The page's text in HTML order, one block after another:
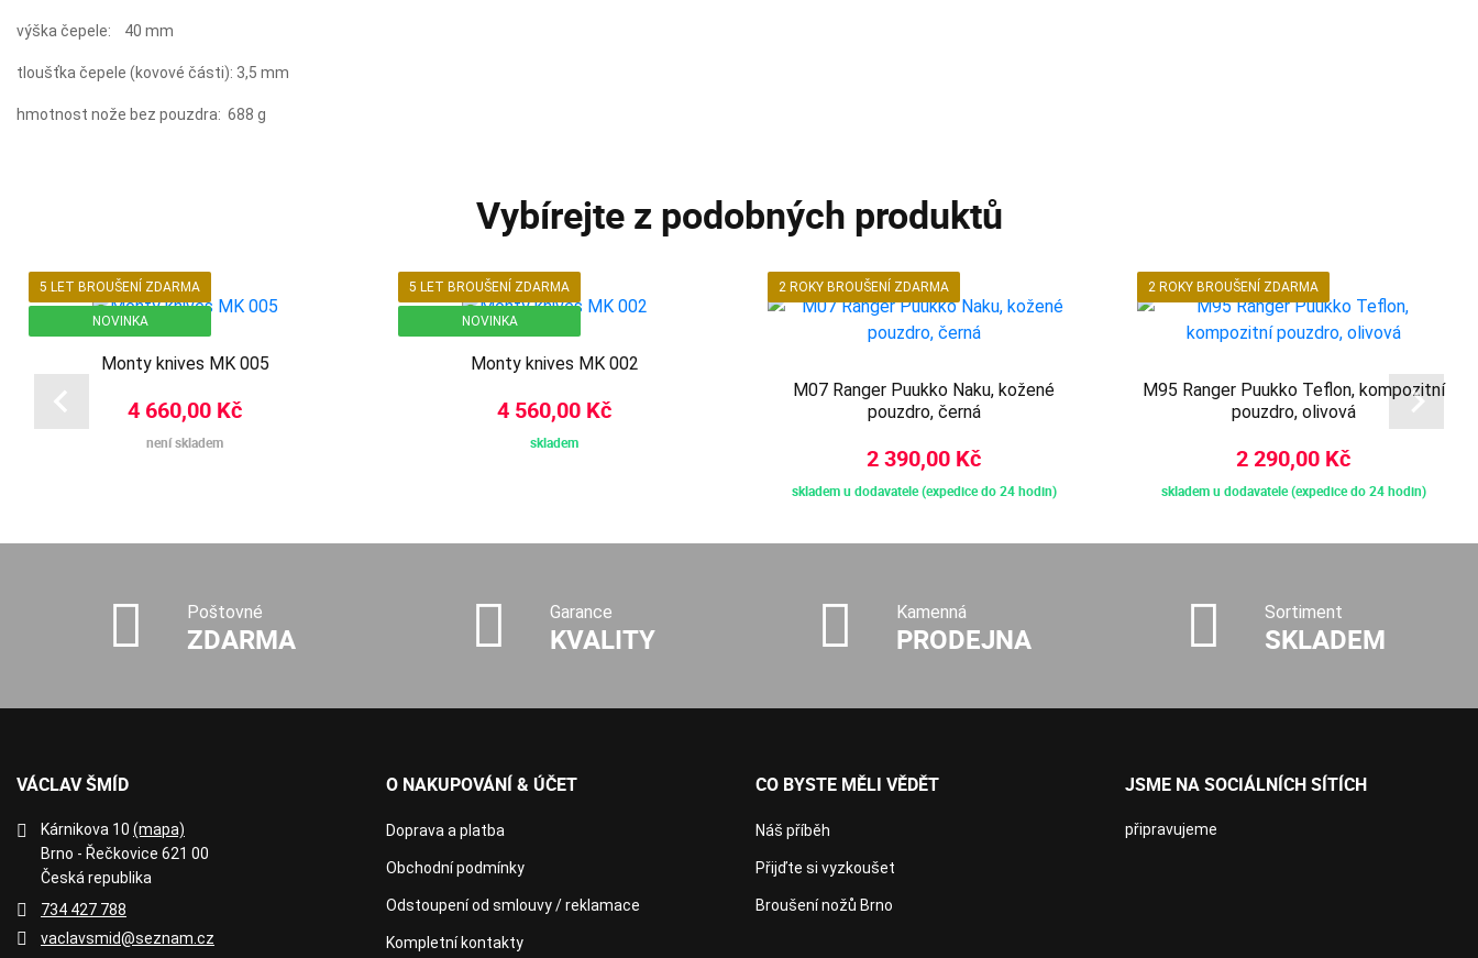
výška čepele: 40 mm
tloušťka čepele (kovové části): 3,5 mm
hmotnost nože bez pouzdra: 688 g
Vybírejte z podobných produktů
5 LET BROUŠENÍ ZDARMA
NOVINKA
Monty knives MK 005
4 660,00 Kč
není skladem
5 LET BROUŠENÍ ZDARMA
NOVINKA
Monty knives MK 002
4 560,00 Kč
skladem
2 ROKY BROUŠENÍ ZDARMA
M07 Ranger Puukko Naku, kožené
pouzdro, černá
2 390,00 Kč
skladem u dodavatele (expedice do 24 hodin)
2 ROKY BROUŠENÍ ZDARMA
M95 Ranger Puukko Teflon, kompozitní
pouzdro, olivová
2 290,00 Kč
skladem u dodavatele (expedice do 24 hodin)
Poštovné
ZDARMA
Garance
KVALITY
Kamenná
PRODEJNA
Sortiment
SKLADEM
VÁCLAV ŠMÍD
Kárnikova 10 (mapa)
Brno - Řečkovice 621 00
Česká republika
734 427 788
vaclavsmid@seznam.cz
O NAKUPOVÁNÍ & ÚČET
Doprava a platba
Obchodní podmínky
Odstoupení od smlouvy / reklamace
Kompletní kontakty
CO BYSTE MĚLI VĚDĚT
Náš příběh
Přijďte si vyzkoušet
Broušení nožů Brno
JSME NA SOCIÁLNÍCH SÍTÍCH
připravujeme